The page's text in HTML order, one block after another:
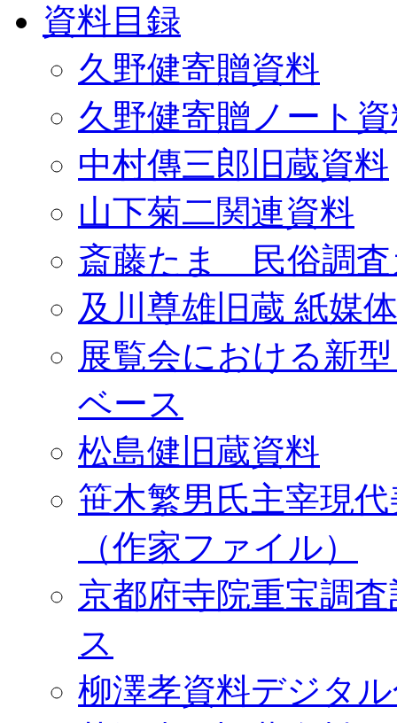
資料目録
久野健寄贈資料
久野健寄贈ノート
中村傳三郎旧蔵資料
山下菊二関連資料
斎藤たま 民俗調査
及川尊雄旧蔵 紙媒
展覧会における新
ベース
松島健旧蔵資料
笹木繁男氏主宰現
（作家ファイル）
京都府寺院重宝調
ス
柳澤孝資料デジタ